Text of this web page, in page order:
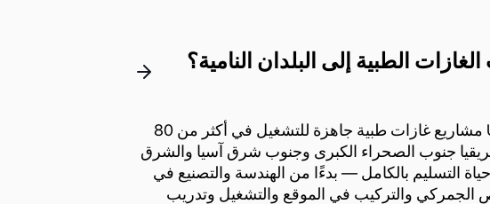
نعم. Ultra Controlo أنجزت Ultra Controlo مشاريع غازات طبية جاهزة للتشغيل في أكثر من 80
جنوب الصحراء الكبرى وجنوب شرق آسيا والشرق
حياة التسليم بالكامل — بدءًا من الهندسة والتصنيع في
الجمركي والتركيب في الموقع والتشغيل وتدريب